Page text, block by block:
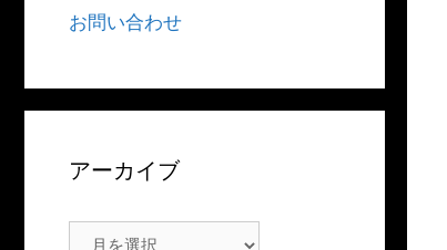
お問い合わせ
アーカイブ